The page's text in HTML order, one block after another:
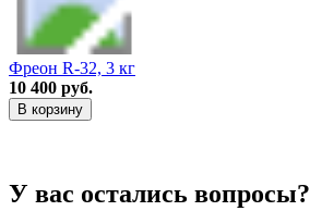
Фреон R-32, 3 кг
10 400 руб.
В корзину
У вас остались вопросы?